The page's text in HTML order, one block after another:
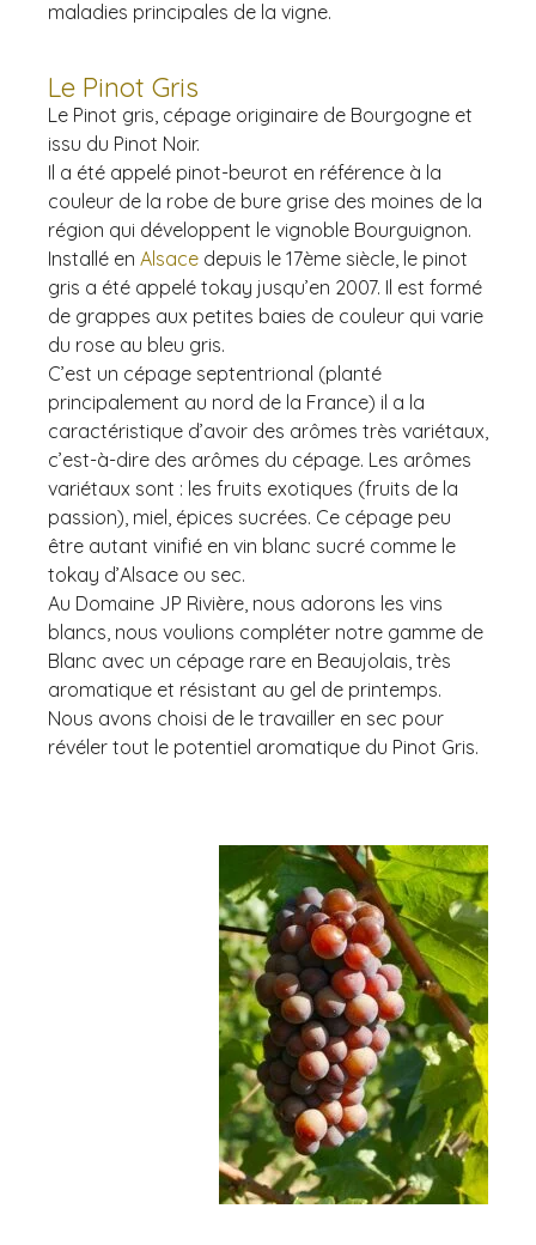
maladies principales de la vigne.
Le Pinot Gris
Le Pinot gris, cépage originaire de Bourgogne et
issu du Pinot Noir.
Il a été appelé pinot-beurot en référence à la
couleur de la robe de bure grise des moines de la
région qui développent le vignoble Bourguignon.
Installé en Alsace depuis le 17ème siècle, le pinot
gris a été appelé tokay jusqu’en 2007. Il est formé
de grappes aux petites baies de couleur qui varie
du rose au bleu gris.
C’est un cépage septentrional (planté
principalement au nord de la France) il a la
caractéristique d’avoir des arômes très variétaux,
c’est-à-dire des arômes du cépage. Les arômes
variétaux sont : les fruits exotiques (fruits de la
passion), miel, épices sucrées. Ce cépage peu
être autant vinifié en vin blanc sucré comme le
tokay d’Alsace ou sec.
Au Domaine JP Rivière, nous adorons les vins
blancs, nous voulions compléter notre gamme de
Blanc avec un cépage rare en Beaujolais, très
aromatique et résistant au gel de printemps.
Nous avons choisi de le travailler en sec pour
révéler tout le potentiel aromatique du Pinot Gris.